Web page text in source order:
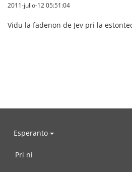
2011-julio-12 05:51:04
Vidu la fadenon de Jev pri la
Esperanto
Pri ni